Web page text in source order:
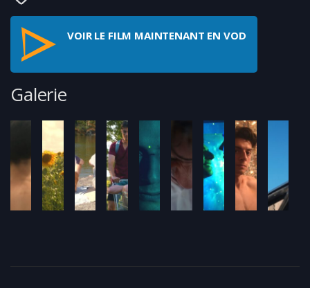
VOIR LE FILM MAINTENANT EN VOD
Galerie